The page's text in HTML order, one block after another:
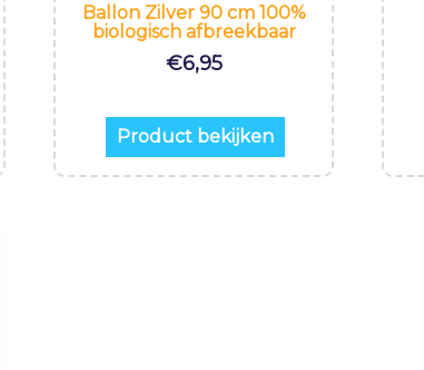
Ballon Zilver 90 cm 100%
biologisch afbreekbaar
€6,95
Product bekijken